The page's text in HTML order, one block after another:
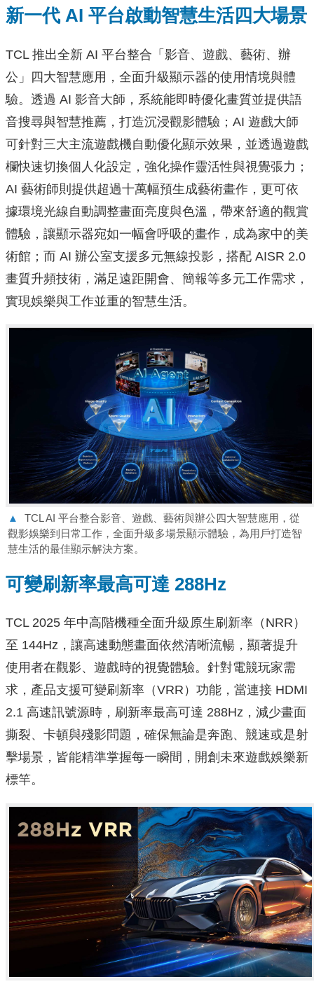
新一代 AI 平台啟動智慧生活四大場景
TCL 推出全新 AI 平台整合「影音、遊戲、藝術、辦
公」四大智慧應用，全面升級顯示器的使用情境與體
驗。透過 AI 影音大師，系統能即時優化畫質並提供語
音搜尋與智慧推薦，打造沉浸觀影體驗；AI 遊戲大師
可針對三大主流遊戲機自動優化顯示效果，並透過遊戲
欄快速切換個人化設定，強化操作靈活性與視覺張力；
AI 藝術師則提供超過十萬幅預生成藝術畫作，更可依
據環境光線自動調整畫面亮度與色溫，帶來舒適的觀賞
體驗，讓顯示器宛如一幅會呼吸的畫作，成為家中的美
術館；而 AI 辦公室支援多元無線投影，搭配 AISR 2.0
畫質升頻技術，滿足遠距開會、簡報等多元工作需求，
實現娛樂與工作並重的智慧生活。
▲
TCL AI 平台整合影音、遊戲、藝術與辦公四大智慧應用，從
觀影娛樂到日常工作，全面升級多場景顯示體驗，為用戶打造智
慧生活的最佳顯示解決方案。
可變刷新率最高可達 288Hz
TCL 2025 年中高階機種全面升級原生刷新率（NRR）
至 144Hz，讓高速動態畫面依然清晰流暢，顯著提升
使用者在觀影、遊戲時的視覺體驗。針對電競玩家需
求，產品支援可變刷新率（VRR）功能，當連接 HDMI
2.1 高速訊號源時，刷新率最高可達 288Hz，減少畫面
撕裂、卡頓與殘影問題，確保無論是奔跑、競速或是射
擊場景，皆能精準掌握每一瞬間，開創未來遊戲娛樂新
標竿。